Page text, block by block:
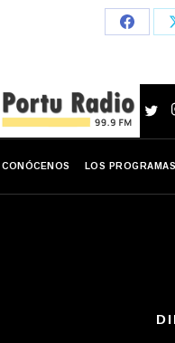
Share
CONÓCENOS LOS PROGRAMAS